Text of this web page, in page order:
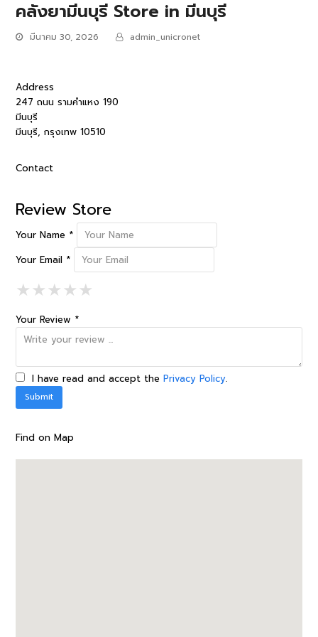
คลังยามีนบุรี Store in มีนบุรี
มีนาคม 30, 2026 admin_unicronet
Address
247 ถนน รามคำแหง 190
มีนบุรี
มีนบุรี, กรุงเทพ 10510
Contact
Review Store
Your Name *
Your Email *
★1 Star
★★2 Stars
★★★3 Stars
★★★★4 Stars
★★★★★5 Stars
Your Review *
I have read and accept thePrivacy Policy.
Find on Map